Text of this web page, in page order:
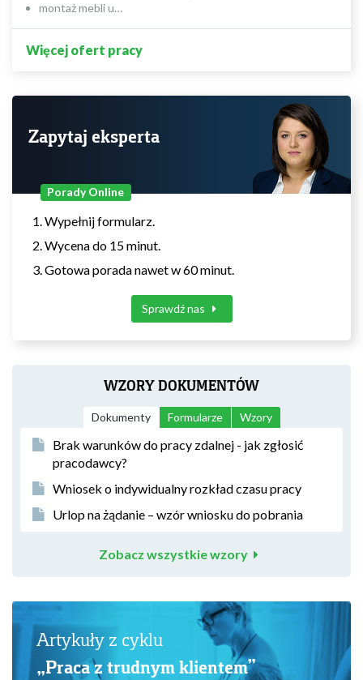
montaż mebli u…
Więcej ofert pracy
Zapytaj eksperta
Porady Online
Wypełnij formularz.
Wycena do 15 minut.
Gotowa porada nawet w 60 minut.
Sprawdź nas
WZORY DOKUMENTÓW
Dokumenty Formularze Wzory
Brak warunków do pracy zdalnej - jak zgłosić
pracodawcy?
Wniosek o indywidualny rozkład czasu pracy
Urlop na żądanie – wzór wniosku do pobrania
Zobacz wszystkie wzory
Artykuły z cyklu
„Praca z trudnym klientem”